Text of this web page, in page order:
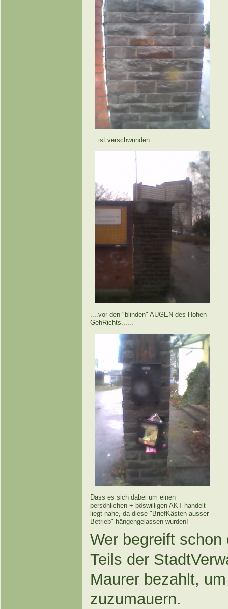
....ist verschwunden
....vor den "blinden" AUGEN des Hohen
GehRichts......
Dass es sich dabei um einen
persönlichen + böswilligen AKT handelt
liegt nahe, da diese "BriefKästen ausser
Betrieb" hängengelassen wurden!
Wer begreift
Teils der
Maurer bezahlt,
zuzumauern.